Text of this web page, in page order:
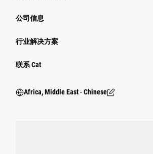
公司信息
行业解决方案
行业
联系 Cat
Africa, Middle East ‧ Chinese